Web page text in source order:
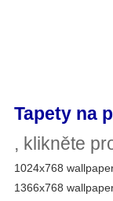
Tapety na
, klikněte
1024x768
1366x768